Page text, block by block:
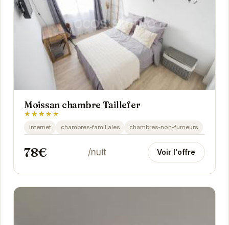
Moissan chambre Taillefer
★★★★★
internet chambres-familiales chambres-non-fumeurs
78€ /nuit Voir l'offre